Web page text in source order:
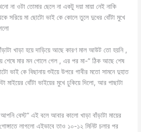
না ওটা তোমার ছেলে না একটু দয়া মায়া নেই নাকি
সরিয়ে মা ছোটো ভাই কে কোলে তুলে দুধের বোঁটা মুখে
খাড়া হয়ে দাড়িয়ে আছে কারণ মাল আউট তো হয়নি ,
শেষে মার মন গোলে গেল , এর পর মা-” ঠিক আছে শেষ
ভাই কে বিছানায় শুইয়ে উপরে গাবীর মতো সামনে দুহাত
মাইয়ের বোঁটা ভাইয়ের মুখে ঢুকিয়ে দিলো, আর পাছাটা
বেস্ট” এই বলে আবার কালো খাড়া বাঁড়াটা মায়ের
লাগলো এইভাবে তাও ১০-১২ মিনিট চলার পর